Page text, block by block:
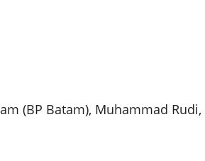
(BP Batam), Muhammad Rudi,